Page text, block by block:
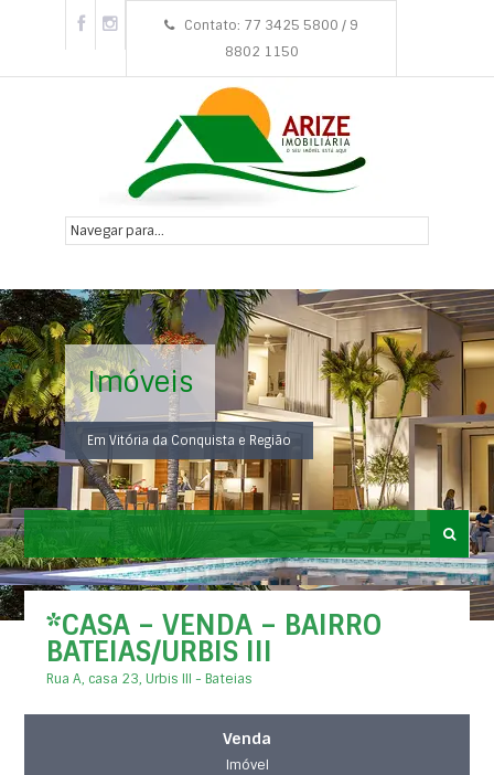
Contato: 77 3425 5800 / 9
8802 1150
Imóveis
Em Vitória da Conquista e Região
*CASA – VENDA – BAIRRO
BATEIAS/URBIS III
Rua A, casa 23, Urbis III - Bateias
Venda
Imóvel